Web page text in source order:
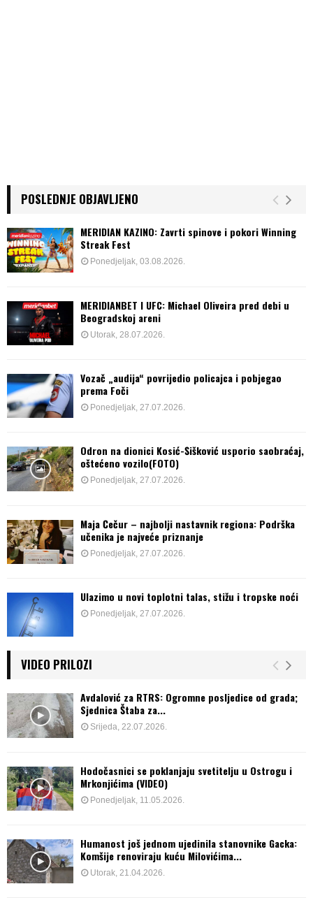
POSLEDNJE OBJAVLJENO
MERIDIAN KAZINO: Zavrti spinove i pokori Winning
Streak Fest
Ponedjeljak, 03.08.2026.
MERIDIANBET I UFC: Michael Oliveira pred debi u
Beogradskoj areni
Utorak, 28.07.2026.
Vozač „audija“ povrijedio policajca i pobjegao
prema Foči
Ponedjeljak, 27.07.2026.
Odron na dionici Kosić-Šišković usporio saobraćaj,
oštećeno vozilo(FOTO)
Ponedjeljak, 27.07.2026.
Maja Čečur – najbolji nastavnik regiona: Podrška
učenika je najveće priznanje
Ponedjeljak, 27.07.2026.
Ulazimo u novi toplotni talas, stižu i tropske noći
Ponedjeljak, 27.07.2026.
VIDEO PRILOZI
Avdalović za RTRS: Ogromne posljedice od grada;
Sjednica Štaba za...
Srijeda, 22.07.2026.
Hodočasnici se poklanjaju svetitelju u Ostrogu i
Mrkonjićima (VIDEO)
Ponedjeljak, 11.05.2026.
Humanost još jednom ujedinila stanovnike Gacka:
Komšije renoviraju kuću Milovićima...
Utorak, 21.04.2026.